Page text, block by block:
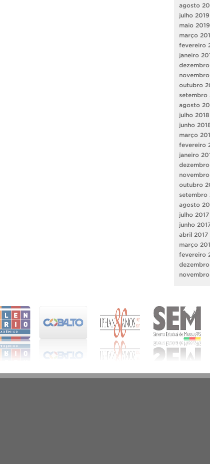
agosto
julho 2019
maio 2019
março
fevereiro
janeiro
dezembro
outubro
setembro
agosto
julho 2018
junho
março
fevereiro
janeiro
dezembro
outubro
setembro
agosto
julho 2017
junho
abril 2017
março
fevereiro
dezembro